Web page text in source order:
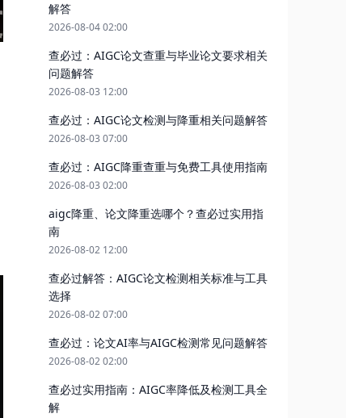
解答
2026-08-04 02:00
查必过：AIGC论文查重与毕业论文要求相关
问题解答
2026-08-03 12:00
查必过：AIGC论文检测与降重相关问题解答
2026-08-03 07:00
查必过：AIGC降重查重与免费工具使用指南
2026-08-03 02:00
aigc降重、论文降重选哪个？查必过实用指
南
2026-08-02 12:00
查必过解答：AIGC论文检测相关标准与工具
选择
2026-08-02 07:00
查必过：论文AI率与AIGC检测常见问题解答
2026-08-02 02:00
查必过实用指南：AIGC率降低及检测工具全
解